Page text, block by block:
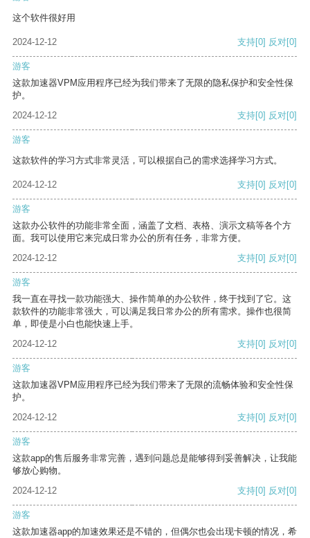
这个软件很好用
2024-12-12 支持[0] 反对[0]
游客
这款加速器VPM应用程序已经为我们带来了无限的隐私保护和安全性保
护。
2024-12-12
支持[0] 反对[0]
游客
这款软件的学习方式非常灵活，可以根据自己的需求选择学习方式。
2024-12-12 支持[0] 反对[0]
游客
这款办公软件的功能非常全面，涵盖了文档、表格、演示文稿等各个方
面。我可以使用它来完成日常办公的所有任务，非常方便。
2024-12-12
支持[0] 反对[0]
游客
我一直在寻找一款功能强大、操作简单的办公软件，终于找到了它。这
款软件的功能非常强大，可以满足我日常办公的所有需求。操作也很简
单，即使是小白也能快速上手。
2024-12-12
支持[0] 反对[0]
游客
这款加速器VPM应用程序已经为我们带来了无限的流畅体验和安全性保
护。
2024-12-12
支持[0] 反对[0]
游客
这款app的售后服务非常完善，遇到问题总是能够得到妥善解决，让我能
够放心购物。
2024-12-12
支持[0] 反对[0]
游客
这款加速器app的加速效果还是不错的，但偶尔也会出现卡顿的情况，希